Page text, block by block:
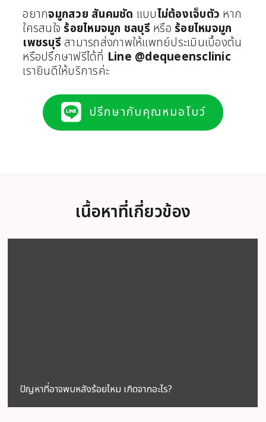
อยากจมูกสวย สันคมชัด แบบไม่ต้องเจ็บตัว หาก
ใครสนใจ ร้อยไหมจมูก ชลบุรี หรือ ร้อยไหมจมูก
เพชรบุรี สามารถส่งภาพให้แพทย์ประเมินเบื้องต้น
หรือปรึกษาฟรีได้ที่ Line @dequeensclinic
เรายินดีให้บริการค่ะ
ปรึกษากับคุณหมอโบว์
เนื้อหาที่เกี่ยวข้อง
ปัญหาที่อาจพบหลังร้อยไหม เกิดจากอะไร?